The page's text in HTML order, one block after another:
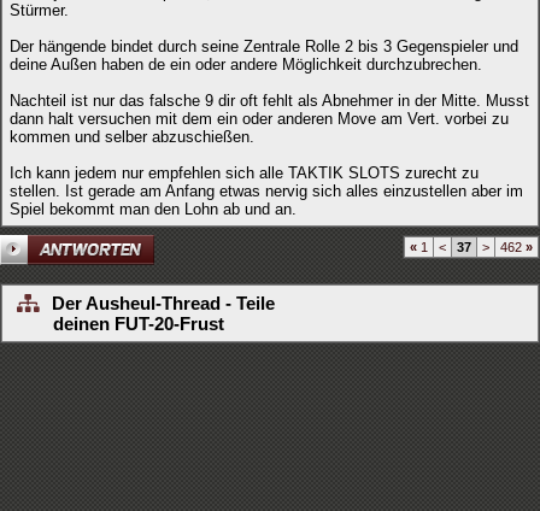
Stürmer.
Der hängende bindet durch seine Zentrale Rolle 2 bis 3 Gegenspieler und
deine Außen haben de ein oder andere Möglichkeit durchzubrechen.
Nachteil ist nur das falsche 9 dir oft fehlt als Abnehmer in der Mitte. Musst
dann halt versuchen mit dem ein oder anderen Move am Vert. vorbei zu
kommen und selber abzuschießen.
Ich kann jedem nur empfehlen sich alle TAKTIK SLOTS zurecht zu
stellen. Ist gerade am Anfang etwas nervig sich alles einzustellen aber im
Spiel bekommt man den Lohn ab und an.
« 1 < 37 > 462 »
Der Ausheul-Thread - Teile
deinen FUT-20-Frust